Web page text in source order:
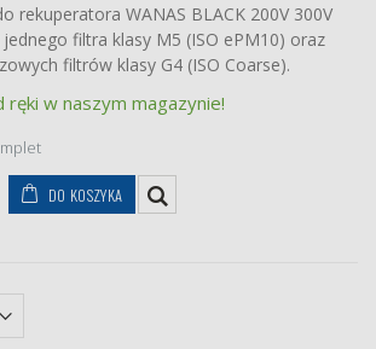
rekuperatora WANAS BLACK 200V 300V
jednego filtra klasy M5 (ISO ePM10) oraz
filtrów klasy G4 (ISO Coarse).
ręki w naszym magazynie!
DO KOSZYKA